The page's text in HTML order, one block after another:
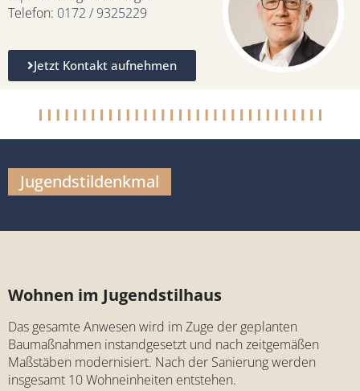
Telefon: 0172 / 9325229
Jetzt Kontakt aufnehmen
Jugendstildenkmal
Wohnen im Jugendstilhaus
Das gesamte Anwesen wird im Zuge der geplanten
Baumaßnahmen instandgesetzt und nach zeitgemäßen
Maßstäben modernisiert. Nach der Sanierung werden
insgesamt 10 Wohneinheiten entstehen.